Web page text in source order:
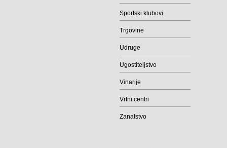
Sportski klubovi
Trgovine
Udruge
Ugostiteljstvo
Vinarije
Vrtni centri
Zanatstvo